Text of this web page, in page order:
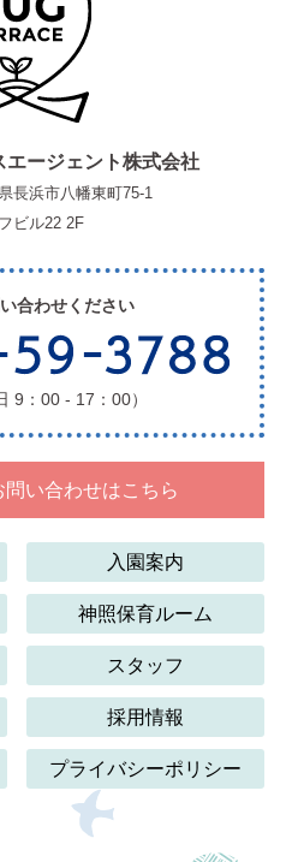
エージェント株式会社
長浜市八幡東町75-1
ビル22 2F
合わせください
9：00 - 17：00）
問い合わせはこちら
入園案内
神照保育ルーム
スタッフ
採用情報
プライバシーポリシー